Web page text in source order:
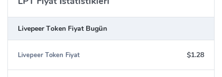
Livepeer Token Fiyat Bugün
Livepeer Token Fiyat $1.28